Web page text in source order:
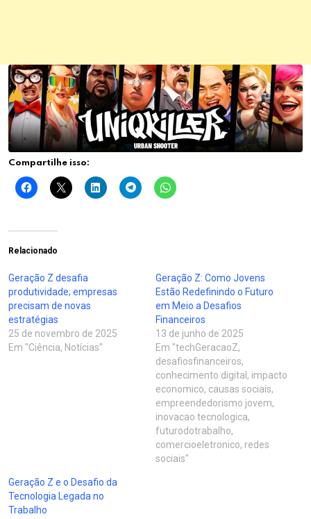
Compartilhe isso:
Relacionado
Geração Z desafia
produtividade; empresas
precisam de novas
estratégias
25 de novembro de 2025
Em "Ciência, Notícias"
Geração Z: Como Jovens
Estão Redefinindo o Futuro
em Meio a Desafios
Financeiros
13 de junho de 2025
Em "techGeracaoZ,
desafiosfinanceiros,
conhecimento digital, impacto
economico, causas sociais,
empreendedorismo jovem,
inovacao tecnologica,
futurodotrabalho,
comercioeletronico, redes
sociais"
Geração Z e o Desafio da
Tecnologia Legada no
Trabalho